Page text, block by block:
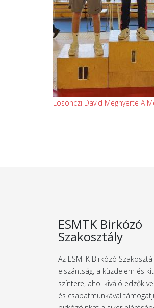
Losonczi David Megnyerte A
ESMTK Birkózó
Szakosztály
Az ESMTK Birkózó
elszántság, a küzdelem és
színtere, ahol kiváló edzők
és csapatmunkával